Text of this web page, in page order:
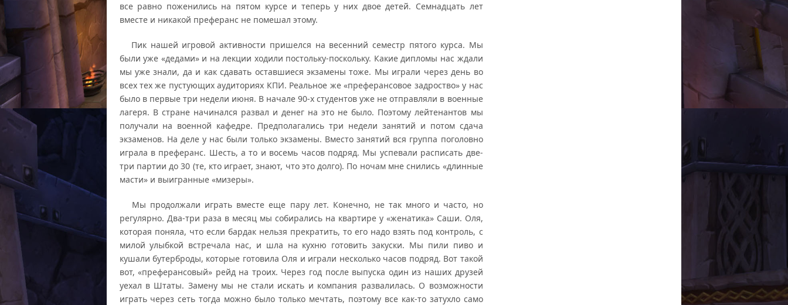
все равно поженились на пятом курсе и теперь у них двое детей. Семнадцать лет
вместе и никакой преферанс не помешал этому.
Пик нашей игровой активности пришелся на весенний семестр пятого курса. Мы
были уже «дедами» и на лекции ходили постольку-поскольку. Какие дипломы нас ждали
мы уже знали, да и как сдавать оставшиеся экзамены тоже. Мы играли через день во
всех тех же пустующих аудиториях КПИ. Реальное же «преферансовое задроство» у нас
было в первые три недели июня. В начале 90-х студентов уже не отправляли в военные
лагеря. В стране начинался развал и денег на это не было. Поэтому лейтенантов мы
получали на военной кафедре. Предполагались три недели занятий и потом сдача
экзаменов. На деле у нас были только экзамены. Вместо занятий вся группа поголовно
играла в преферанс. Шесть, а то и восемь часов подряд. Мы успевали расписать две-
три партии до 30 (те, кто играет, знают, что это долго). По ночам мне снились «длинные
масти» и выигранные «мизеры».
Мы продолжали играть вместе еще пару лет. Конечно, не так много и часто, но
регулярно. Два-три раза в месяц мы собирались на квартире у «женатика» Саши. Оля,
которая поняла, что если бардак нельзя прекратить, то его надо взять под контроль, с
милой улыбкой встречала нас, и шла на кухню готовить закуски. Мы пили пиво и
кушали бутерброды, которые готовила Оля и играли несколько часов подряд. Вот такой
вот, «преферансовый» рейд на троих. Через год после выпуска один из наших друзей
уехал в Штаты. Замену мы не стали искать и компания развалилась. О возможности
играть через сеть тогда можно было только мечтать, поэтому все как-то затухло само